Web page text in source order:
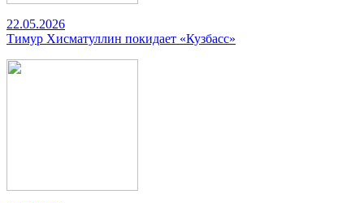
22.05.2026
Тимур Хисматуллин покидает «Кузбасс»